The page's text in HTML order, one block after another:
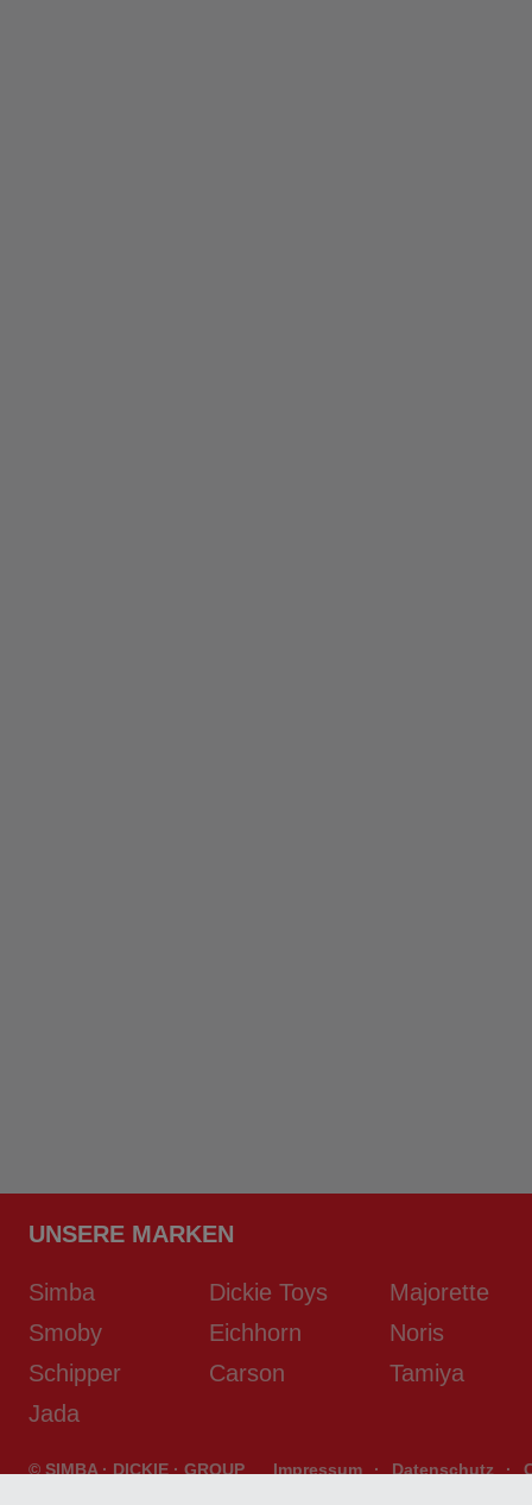
UNSERE MARKEN
Simba Dickie Toys
Majorette
Smoby
Eichhorn
Noris
Schipper
Carson
Tamiya
Jada
© SIMBA · DICKIE · GROUP Impressum · Datenschutz ·